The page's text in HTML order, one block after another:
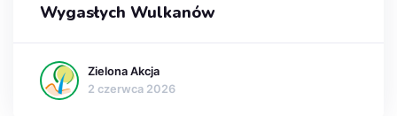
Wygasłych Wulkanów
Zielona Akcja
2 czerwca 2026